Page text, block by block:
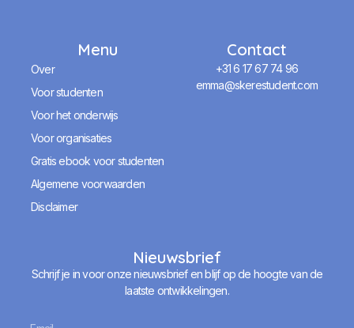
Menu
Over
Voor studenten
Voor het onderwijs
Voor organisaties
Gratis ebook voor studenten
Algemene voorwaarden
Disclaimer
Contact
+31 6 17 67 74 96
emma@skerestudent.com
Nieuwsbrief
Schrijf je in voor onze nieuwsbrief en blijf op de hoogte van de
laatste ontwikkelingen.